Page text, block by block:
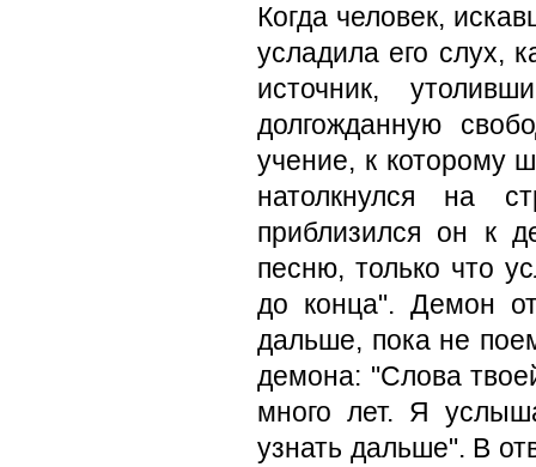
Когда человек,
усладила его слух,
источник,
долгожданную
учение, к которому
натолкнулся на
приблизился он к
песню, только что
до конца". Демон
дальше, пока не
демона: "Слова
много лет. Я
узнать дальше". В